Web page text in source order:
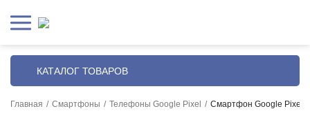
КАТАЛОГ ТОВАРОВ
Главная / Смартфоны / Телефоны Google Pixel / Смартфон Google Pixel